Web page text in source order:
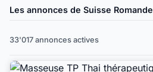
annonces
Les annonces de Suisse Romande
33'017 annonces actives